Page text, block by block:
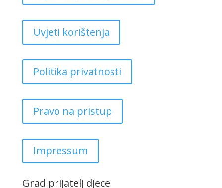
Uvjeti korištenja
Politika privatnosti
Pravo na pristup
Impressum
Grad prijatelj djece